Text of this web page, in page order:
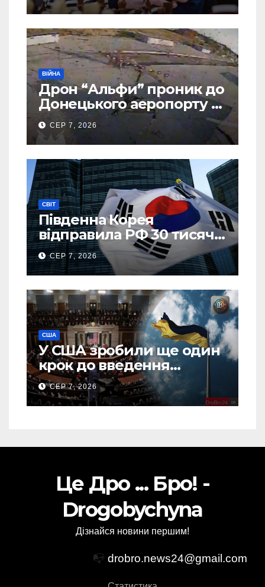
ВІЙНА
Дрон “Альфи” проник до
Донецького аеропорту та
спалив “Шахед” ще до
запуску
СЕР 7, 2026
СВІТ
Південна Корея
відправила РФ 30 тисяч
тонн авіапалива
СЕР 7, 2026
США
У США зробили ще один
крок до введення
“пекельних санкцій”
проти Росії
СЕР 7, 2026
Це Дро ... Бро! -
Drogobychyna
Дізнайся новини першим!
📭 drobro.news24@gmail.com